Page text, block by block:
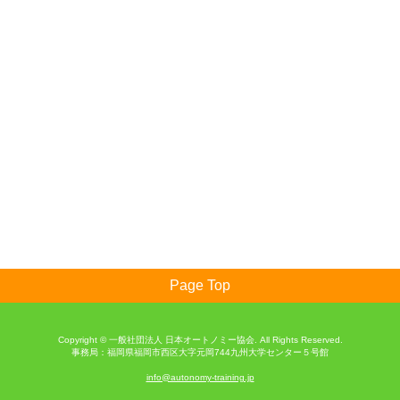
Copyright © 一般社団法人 日本オートノミー協会. All Rights Reserved.
事務局：福岡県福岡市西区大字元岡744九州大学センター５号館
info@autonomy-training.jp